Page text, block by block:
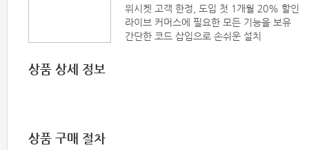
위시켓 고객 한정, 도입 첫 1개월 20% 할인
라이브 커머스에 필요한 모든 기능을 보유
간단한 코드 삽입으로 손쉬운 설치
상품 상세 정보
상품 구매 절차